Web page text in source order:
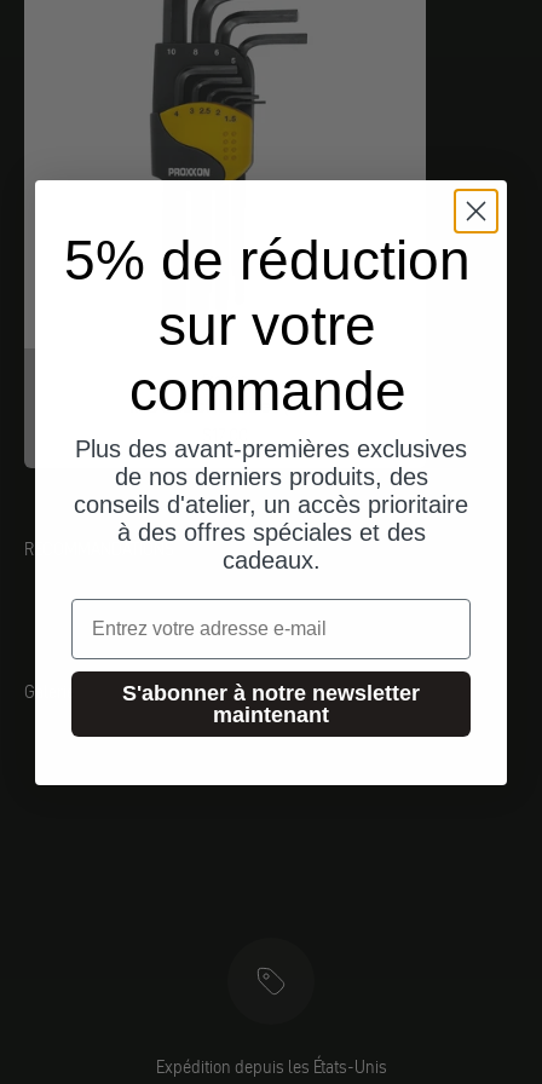
Proxxon
Inbusschlüssel (HX)
$17.00
RECOMMANDATIONS
Galerie
Expédition depuis les États-Unis
5% de réduction
sur votre
commande
Plus des avant-premières exclusives
de nos derniers produits, des
conseils d'atelier, un accès prioritaire
à des offres spéciales et des
cadeaux.
Email
S'abonner à notre newsletter
maintenant